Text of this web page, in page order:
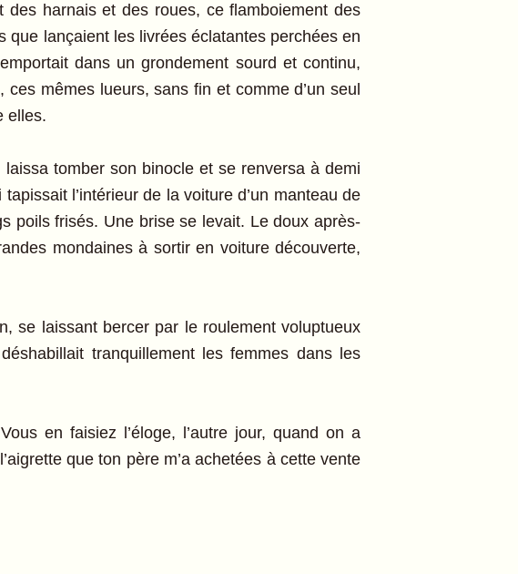
harnais et des roues, ce flamboiement des
lançaient les livrées éclatantes perchées en
dans un grondement sourd et continu,
mêmes lueurs, sans fin et comme d’un seul
elles.
tomber son binocle et se renversa à demi
l’intérieur de la voiture d’un manteau de
poils frisés. Une brise se levait. Le doux après-
mondaines à sortir en voiture découverte,
se laissant bercer par le roulement voluptueux
tranquillement les femmes dans les
en faisiez l’éloge, l’autre jour, quand on a
que ton père m’a achetées à cette vente